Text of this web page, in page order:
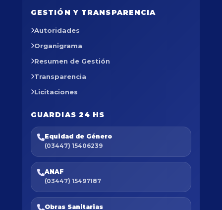
GESTIÓN Y TRANSPARENCIA
Autoridades
Organigrama
Resumen de Gestión
Transparencia
Licitaciones
GUARDIAS 24 HS
Equidad de Género
(03447) 15406239
ANAF
(03447) 15497187
Obras Sanitarias